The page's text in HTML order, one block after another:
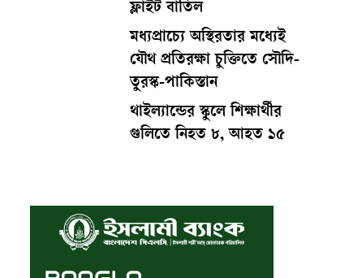
ফ্লাইট বাতিল
মধ্যপ্রাচ্যে অস্থিরতার মধ্যেই
যৌথ প্রতিরক্ষা চুক্তিতে সৌদি-
তুরস্ক-পাকিস্তান
থাইল্যান্ডের স্কুলে শিক্ষার্থীর
গুলিতে নিহত ৮, আহত ১৫